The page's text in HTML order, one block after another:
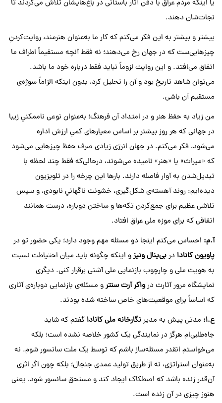
یا اینکه مردم عراق با دفن آثار باستانی در باغ‌هایشان تلاش می‌کردند تا
نجات‌شان دهند.
بیشتر و بیشتر به این فکر می‌کنم که کار ما به‌عنوان هنرمند، روایت‌کردنِ
چیزهایی‌ست که در جهان رخ می‌دهند؛ نه فقط آنچه مستقیماً اطراف ما
اتفاق می‌افتد. و این روایت لزوماً نباید فقط درباره خود ما باشد.
می‌توان شاهد تاریخ بود و آن را تحلیل کرد، بدون اینکه الزاماً سوژه‌ی
مستقیم آن باشی.
من زیاد به حفظ هنر و در امتداد آن فرهنگ؛ به‌عنوان نوعی ناممکنیِ زیبا
در جهانی که هر روز بیشتر بر اساس معیارهای کمیِ ارزش اداره
می‌شود، فکر می‌کنم. در جهان انرژی زیادی صرف حفظ چیزهایی می‌شود
که «میراث» یا «هنر» نامیده می‌شوند، درحالی‌که فقط چند لحظه با
تبدیل‌شدن به آوار فاصله دارند. بارها این چرخه را در تلویزیون
دیده‌ایم: روند آهسته‌ی شکل‌گیری، خشونت ناگهانیِ نابودی، و سپس
تلاشی عظیم برای جمع‌کردن تکه‌ها و ساختن دوباره، درست همانند
اتفاقی که برای موزه ملی عراق افتاد.
آ.م: احساس می‌کنم اینجا دو مسئله مهم وجود دارد؛ یکی حضور تو در
پاویون کانادا دربی‌ینال ونیزو اینکه چگونه باید میان احتیاطت نسبت
به هویت ملی و چارچوب بازنمایی ملی آشتی برقرار کنی. دیگری
نمایشگاه مرور آثارت درواکر آرت سنترو مسئله‌ی بازنمایی دوباره‌ی آثاری
که اساساً برای موقعیت‌های خاص ساخته شده بودند.
ع.ا: مدتی پیش به مدیرنگارخانه ملی کانادا گفتم که شاید
جاه‌طلبی‌ام هرگز در نمایندگی یک کشور خلاصه نشده است؛ بلکه
می‌خواستم ‌انقدر مسئله‌ساز باشم که توسط یک ملت سانسور شوم. نه
به‌عنوان استراتژی، نه از طریق تولید عمدیِ جنجال؛ بلکه چون اگر اثری
آن‌قدر زنده باشد که اصطکاک ایجاد کند و مستحق سانسور شود، یعنی
هنوز چیزی در آن زنده است.